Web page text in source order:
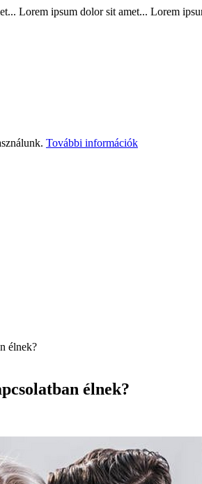
Lorem ipsum dolor sit amet... Lorem
További információk
élnek?
élnek?